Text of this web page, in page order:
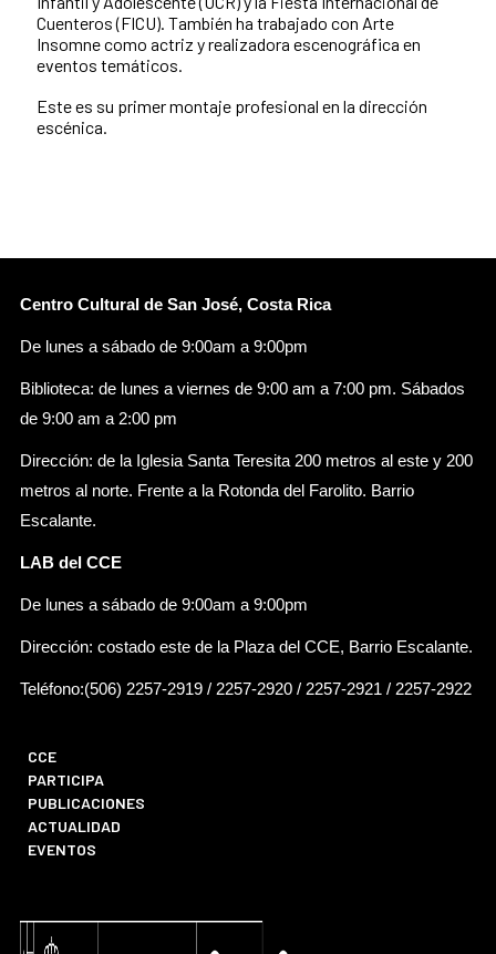
Cuenteros (FICU). También ha trabajado con Arte
Insomne como actriz y realizadora escenográfica en
eventos temáticos.
Este es su primer montaje profesional en la dirección
escénica.
Centro Cultural de San José, Costa Rica
De lunes a sábado de 9:00am a 9:00pm
Biblioteca: de lunes a viernes de 9:00 am a 7:00 pm. Sábados
de 9:00 am a 2:00 pm
Dirección: de la Iglesia Santa Teresita 200 metros al este y 200
metros al norte. Frente a la Rotonda del Farolito. Barrio
Escalante.
LAB del CCE
De lunes a sábado de 9:00am a 9:00pm
Dirección: costado este de la Plaza del CCE, Barrio Escalante.
Teléfono:(506) 2257-2919 / 2257-2920 / 2257-2921 / 2257-2922
CCE
PARTICIPA
PUBLICACIONES
ACTUALIDAD
EVENTOS